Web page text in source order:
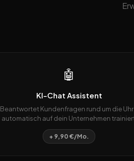
🤖
KI-Chat Assistent
Beantwortet Kundenfragen rund um die Uhr
automatisch auf dein Unternehmen
+ 9,90 €/Mo.